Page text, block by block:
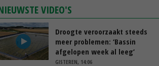
VIDEO'S
Droogte veroorzaakt steeds
meer problemen: ‘Bassin
afgelopen week al leeg’
GISTEREN, 14:06